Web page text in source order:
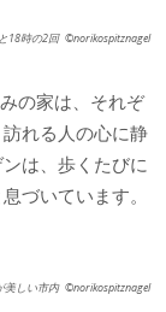
18時の2回 ©norikospitznagel
の家は、それぞ
れる人の心に静
は、歩くたびに
づいています。
美しい市内 ©norikospitznagel